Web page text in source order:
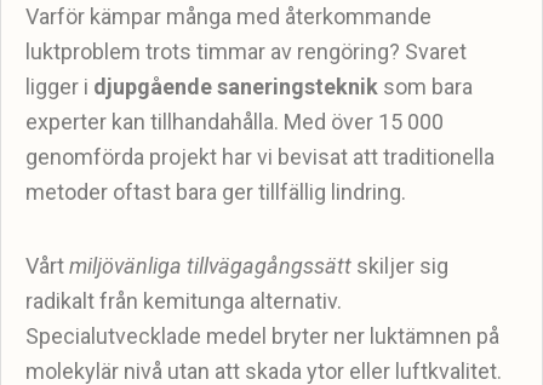
Varför kämpar många med återkommande
luktproblem trots timmar av rengöring? Svaret
ligger i djupgående saneringsteknik som bara
experter kan tillhandahålla. Med över 15 000
genomförda projekt har vi bevisat att traditionella
metoder oftast bara ger tillfällig lindring.
Vårtmiljövänliga tillvägagångssätt skiljer sig
radikalt från kemitunga alternativ.
Specialutvecklade medel bryter ner luktämnen på
molekylär nivå utan att skada ytor eller luftkvalitet.